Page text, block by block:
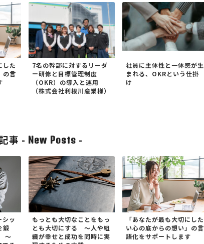
した
の言
7名の幹部に対するリーダ
ー研修と目標管理制度
（OKR）の導入と運用
（株式会社利根川産業様）
社員に主体性と一体感が生
まれる、OKRという仕掛
け
事 - New Posts -
シッ
鍛
～
もっとも大切なことをもっ
とも大切にする ～人や組
織が幸せと成功を同時に実
「あなたが最も大切にした
い心の底からの想い」の言
語化をサポートします